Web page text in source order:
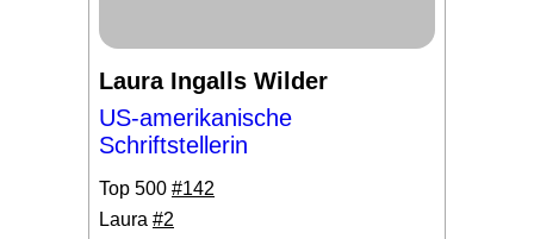
Laura Ingalls Wilder
US-amerikanische
Schriftstellerin
Top 500 #142
Laura #2